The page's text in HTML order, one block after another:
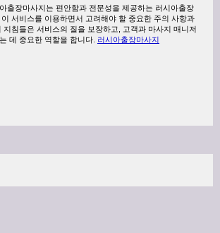
출장마사지는 편안함과 전문성을 제공하는 러시아출장
서비스를 이용하면서 고려해야 할 중요한 주의 사항과
지침들은 서비스의 질을 보장하고, 고객과 마사지 매니저
데 중요한 역할을 합니다. 러시아출장마사지